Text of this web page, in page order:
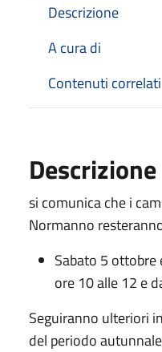
Descrizione
A cura di
Contenuti correlati
Descrizione
si comunica che i
Normanno
Sabato 5
ore 10 alle 12 e
Seguiranno ulteriori
del periodo